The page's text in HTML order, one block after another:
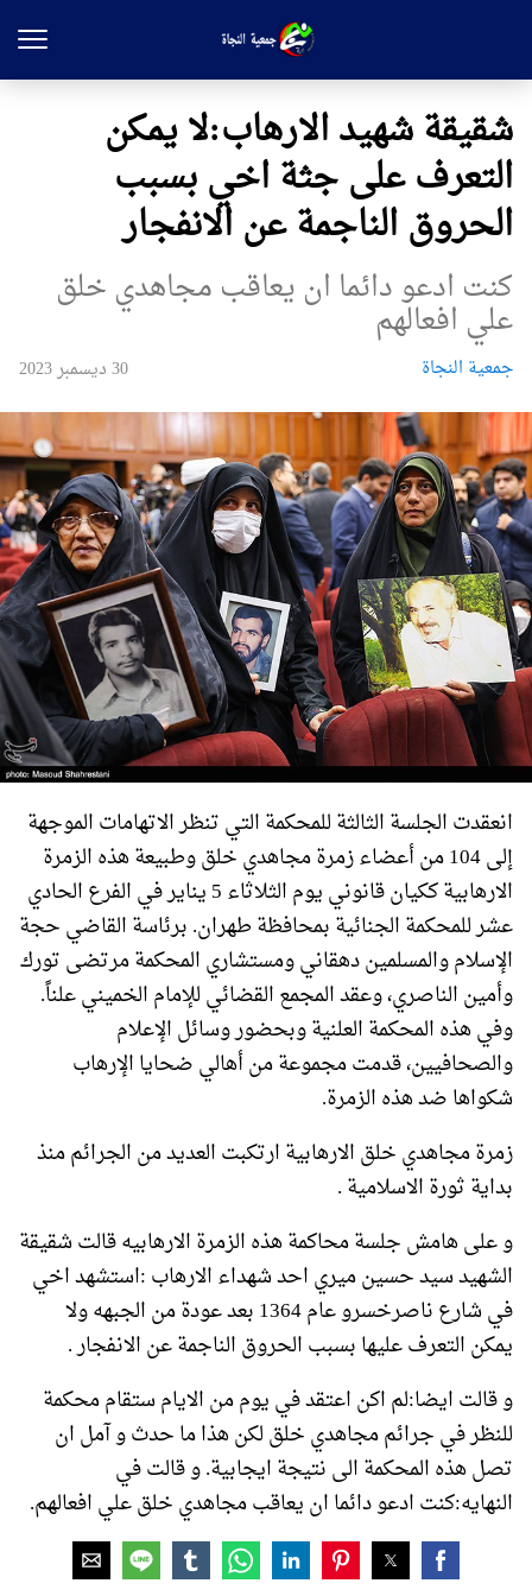
شقیقة شهيد الارهاب:لا يمكن
التعرف على جثة اخي بسبب
الحروق الناجمة عن الانفجار
كنت ادعو دائما ان يعاقب مجاهدي خلق
علي افعالهم
جمعیة النجاة 30 ديسمبر 2023
انعقدت الجلسة الثالثة للمحكمة التي تنظر الاتهامات الموجهة
إلى 104 من أعضاء زمرة مجاهدي خلق وطبيعة هذه الزمرة
الارهابية ككيان قانوني يوم الثلاثاء 5 يناير في الفرع الحادي
عشر للمحكمة الجنائية بمحافظة طهران. برئاسة القاضي حجة
الإسلام والمسلمين دهقاني ومستشاري المحكمة مرتضى تورك
وأمين الناصري، وعقد المجمع القضائي للإمام الخميني علناً.
وفي هذه المحكمة العلنية وبحضور وسائل الإعلام
والصحافيين، قدمت مجموعة من أهالي ضحايا الإرهاب
شكواها ضد هذه الزمرة.
زمرة مجاهدي خلق الارهابية ارتكبت العديد من الجرائم منذ
بدایة ثورة الاسلامية .
و على هامش جلسة محاكمة هذه الزمرة الارهابيه قالت شقيقة
الشهيد سيد حسين ميري احد شهداء الارهاب :استشهد اخي
في شارع ناصرخسرو عام 1364 بعد عودة من الجبهه ولا
يمكن التعرف عليها بسبب الحروق الناجمة عن الانفجار .
و قالت ايضا:لم اكن اعتقد في يوم من الايام ستقام محكمة
للنظر في جرائم مجاهدي خلق لكن هذا ما حدث و آمل ان
تصل هذه المحكمة الى نتيجة ايجابية. و قالت في
النهايه:كنت ادعو دائما ان يعاقب مجاهدي خلق علي افعالهم.